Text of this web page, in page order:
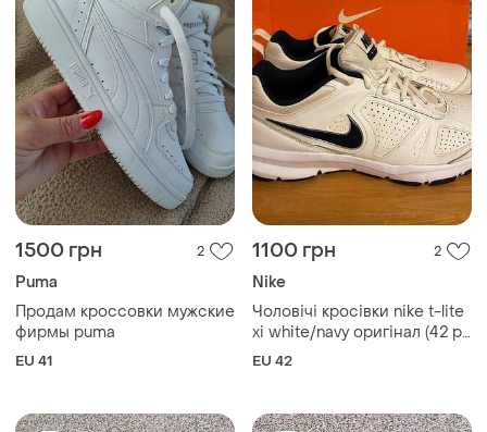
1500 грн 2
Puma
Продам кроссовки мужские
фирмы puma
EU 41
1100 грн 2
Nike
Чоловічі кросівки nike t-lite
xi white/navy оригінал (42 р
/ 26.5 см)
EU 42